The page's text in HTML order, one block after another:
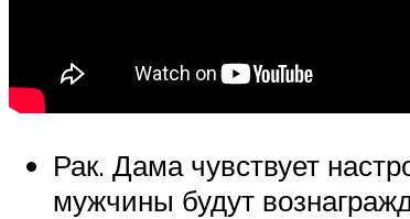
Рак. Дама чувствует
мужчины будут